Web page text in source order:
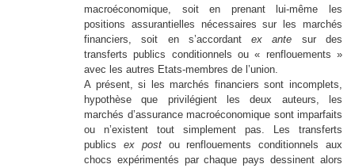
macroéconomique, soit en prenant lui-même les
positions assurantielles nécessaires sur les marchés
financiers, soit en s’accordantex ante sur des
transferts publics conditionnels ou « renflouements »
avec les autres Etats-membres de l’union.
A présent, si les marchés financiers sont incomplets,
hypothèse que privilégient les deux auteurs, les
marchés d’assurance macroéconomique sont imparfaits
ou n’existent tout simplement pas. Les transferts
publics ex postou renflouements conditionnels aux
chocs expérimentés par chaque pays dessinent alors